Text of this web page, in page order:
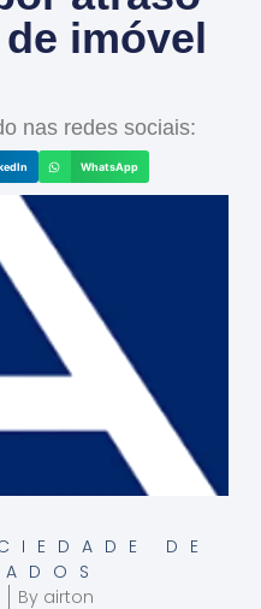
imóvel
nas redes sociais:
WhatsApp
DE
By airton